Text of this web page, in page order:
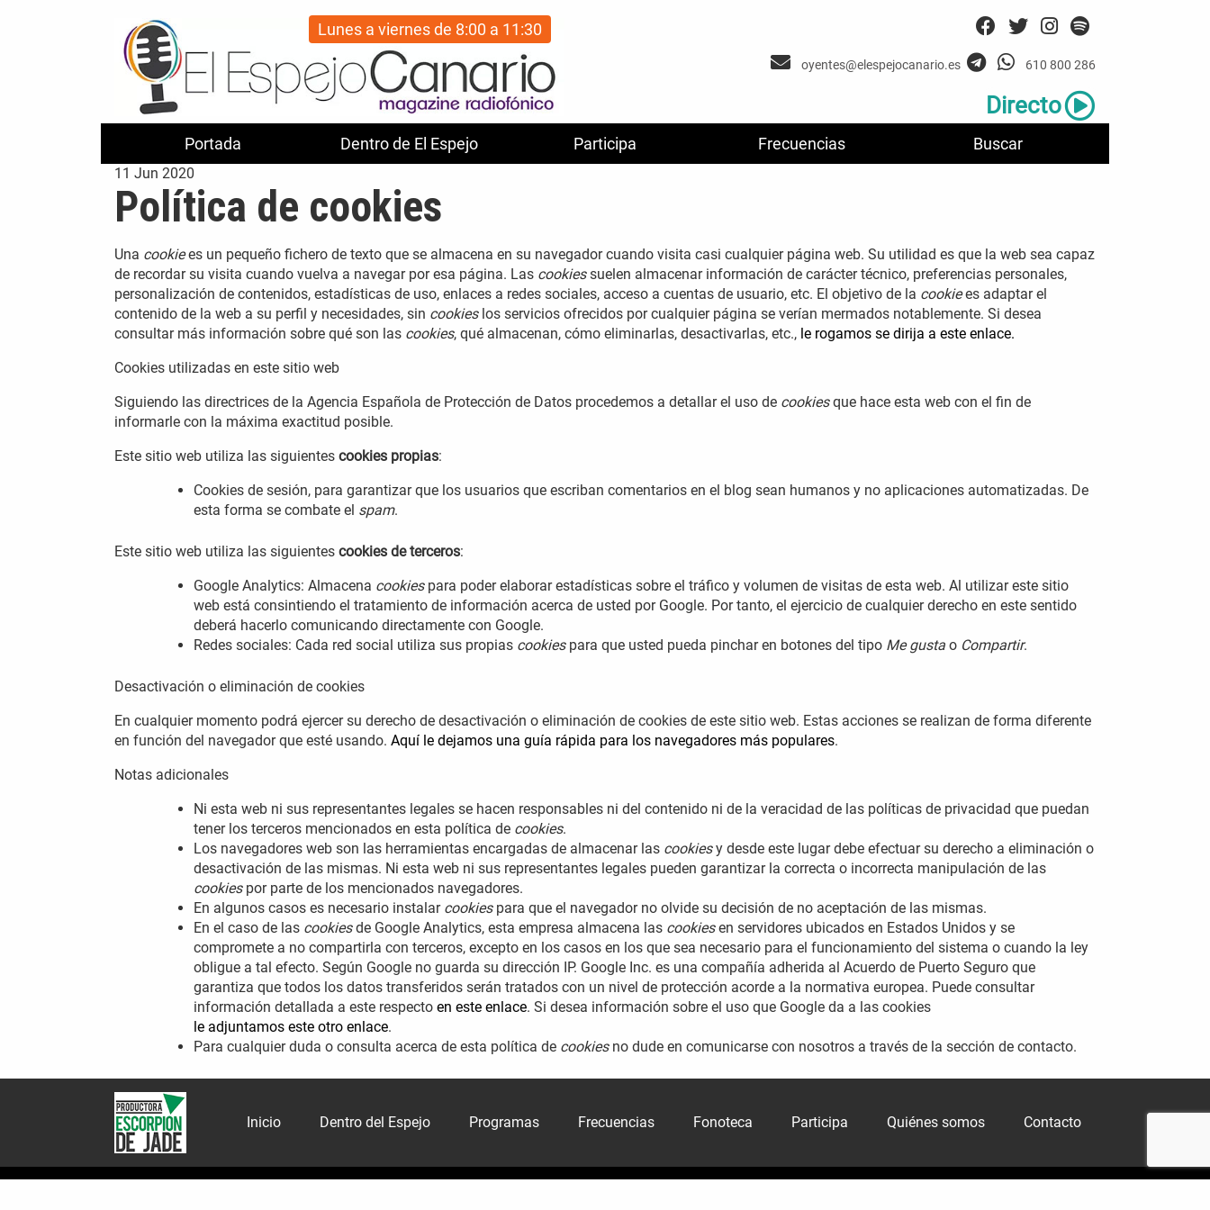
Portada Dentro de El Espejo Participa Frecuencias Buscar
Lunes a viernes de 8:00 a 11:30
oyentes@elespejocanario.es 610 800 286
Directo
11 Jun 2020
Política de cookies
Una cookiees un pequeño fichero de texto que se almacena en su navegador cuando visita casi cualquier página web. Su utilidad es que la web sea capaz
de recordar su visita cuando vuelva a navegar por esa página. Las cookiessuelen almacenar información de carácter técnico, preferencias personales,
personalización de contenidos, estadísticas de uso, enlaces a redes sociales, acceso a cuentas de usuario, etc. El objetivo de la cookiees adaptar el
contenido de la web a su perfil y necesidades, sin cookieslos servicios ofrecidos por cualquier página se verían mermados notablemente. Si desea
consultar más información sobre qué son las cookies, qué almacenan, cómo eliminarlas, desactivarlas, etc., le rogamos se dirija a este enlace.
Cookies utilizadas en este sitio web
Siguiendo las directrices de la Agencia Española de Protección de Datos procedemos a detallar el uso de cookiesque hace esta web con el fin de
informarle con la máxima exactitud posible.
Este sitio web utiliza las siguientes cookies propias:
Cookies de sesión, para garantizar que los usuarios que escriban comentarios en el blog sean humanos y no aplicaciones automatizadas. De
esta forma se combate el spam.
Este sitio web utiliza las siguientes cookies de terceros:
Google Analytics: Almacena cookiespara poder elaborar estadísticas sobre el tráfico y volumen de visitas de esta web. Al utilizar este sitio
web está consintiendo el tratamiento de información acerca de usted por Google. Por tanto, el ejercicio de cualquier derecho en este sentido
deberá hacerlo comunicando directamente con Google.
Redes sociales: Cada red social utiliza sus propias cookiespara que usted pueda pinchar en botones del tipo Me gusta o Compartir.
Desactivación o eliminación de cookies
En cualquier momento podrá ejercer su derecho de desactivación o eliminación de cookies de este sitio web. Estas acciones se realizan de forma diferente
en función del navegador que esté usando. Aquí le dejamos una guía rápida para los navegadores más populares.
Notas adicionales
Ni esta web ni sus representantes legales se hacen responsables ni del contenido ni de la veracidad de las políticas de privacidad que puedan
tener los terceros mencionados en esta política de cookies.
Los navegadores web son las herramientas encargadas de almacenar las cookiesy desde este lugar debe efectuar su derecho a eliminación o
desactivación de las mismas. Ni esta web ni sus representantes legales pueden garantizar la correcta o incorrecta manipulación de las
cookiespor parte de los mencionados navegadores.
En algunos casos es necesario instalar cookiespara que el navegador no olvide su decisión de no aceptación de las mismas.
En el caso de las cookiesde Google Analytics, esta empresa almacena las cookiesen servidores ubicados en Estados Unidos y se
compromete a no compartirla con terceros, excepto en los casos en los que sea necesario para el funcionamiento del sistema o cuando la ley
obligue a tal efecto. Según Google no guarda su dirección IP. Google Inc. es una compañía adherida al Acuerdo de Puerto Seguro que
garantiza que todos los datos transferidos serán tratados con un nivel de protección acorde a la normativa europea. Puede consultar
información detallada a este respecto en este enlace. Si desea información sobre el uso que Google da a las cookies
le adjuntamos este otro enlace.
Para cualquier duda o consulta acerca de esta política de cookiesno dude en comunicarse con nosotros a través de la sección de contacto.
Inicio Dentro del Espejo Programas Frecuencias Fonoteca Participa Quiénes somos Contacto